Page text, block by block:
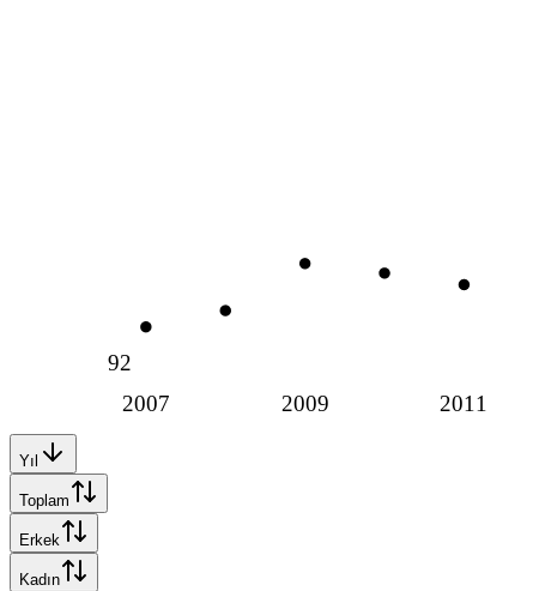
2007 2009 2011
92
Yıl
Toplam
Erkek
Kadın